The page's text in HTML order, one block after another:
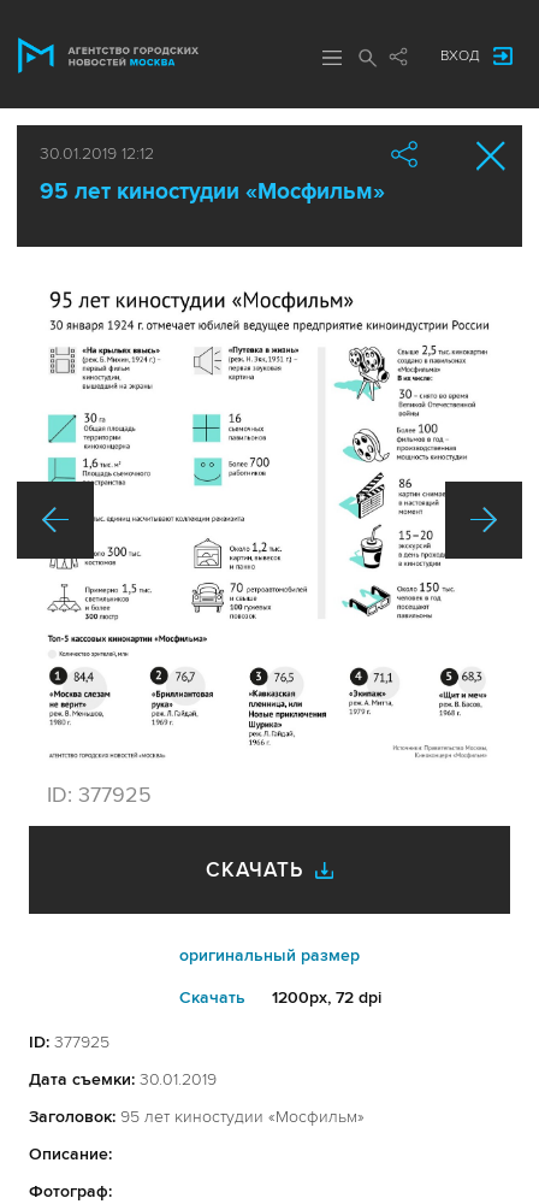
ВХОД
30.01.2019 12:12
95 лет киностудии «Мосфильм»
ID: 377925
СКАЧАТЬ
оригинальный размер
Cкачать 1200px, 72 dpi
ID: 377925
Дата съемки: 30.01.2019
Заголовок: 95 лет киностудии «Мосфильм»
Описание:
Фотограф: